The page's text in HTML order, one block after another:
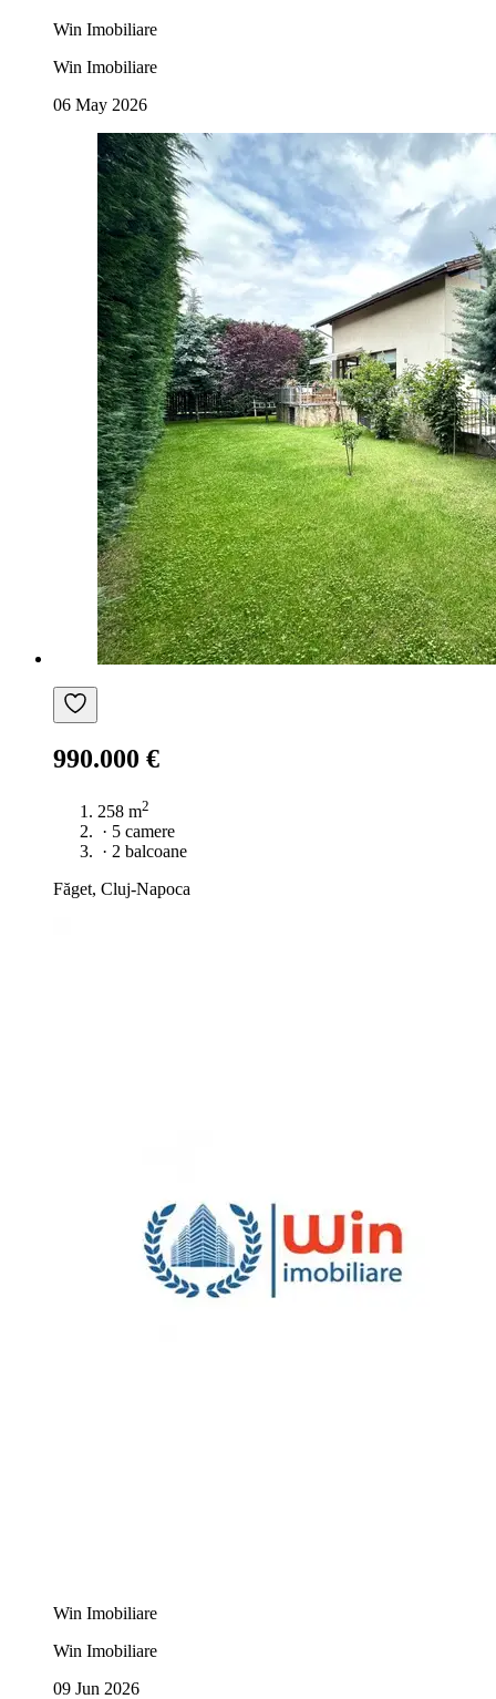
Win Imobiliare
Win Imobiliare
06 May 2026
990.000 €
258 m2
· 5 camere
· 2 balcoane
Făget, Cluj-Napoca
Win Imobiliare
Win Imobiliare
09 Jun 2026